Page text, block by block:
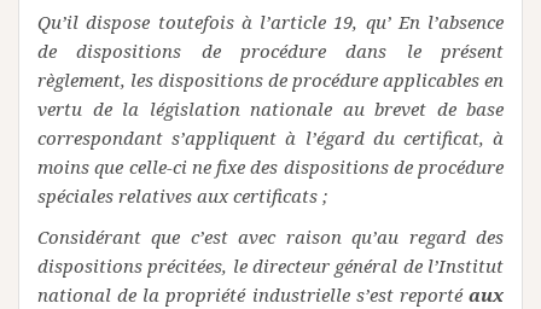
Qu’il dispose toutefois à l’article 19, qu’ En l’absence
de dispositions de procédure dans le présent
règlement, les dispositions de procédure applicables en
vertu de la législation nationale au brevet de base
correspondant s’appliquent à l’égard du certificat, à
moins que celle-ci ne fixe des dispositions de procédure
spéciales relatives aux certificats ;
Considérant que c’est avec raison qu’au regard des
dispositions précitées, le directeur général de l’Institut
national de la propriété industrielle s’est reporté aux